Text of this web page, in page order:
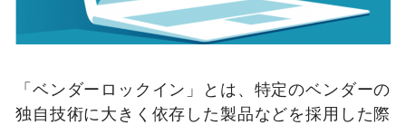
「ベンダーロックイン」とは、特定のベンダーの
独自技術に大きく依存した製品などを採用した際